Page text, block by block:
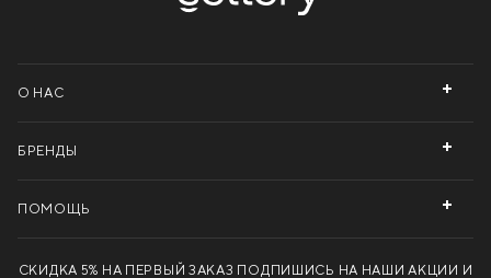
О НАС
БРЕНДЫ
ПОМОЩЬ
СКИДКА 5% НА ПЕРВЫЙ ЗАКАЗ ПОДПИШИСЬ НА НАШИ АКЦИИ И